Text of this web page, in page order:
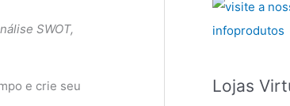
SWOT,
e crie seu
Lojas